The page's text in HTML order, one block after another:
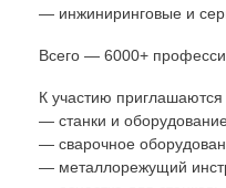
— инжиниринговые и
Всего — 6000+
К участию
— станки и
— сварочное
— металлорежущий